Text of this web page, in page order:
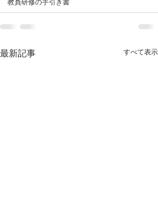
教員研修の手引き書
最新記事 すべて表示